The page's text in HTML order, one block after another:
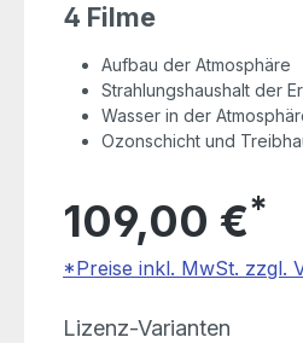
4 Filme
Aufbau der Atmosphäre
Strahlungshaushalt der
Wasser in der
Ozonschicht und
109,00 €*
*Preise inkl. MwSt. zzgl.
Lizenz-Varianten